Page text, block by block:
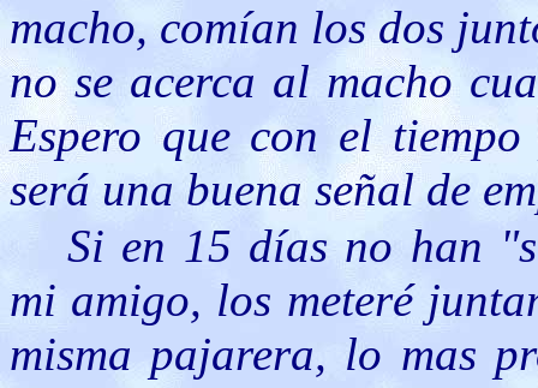
macho, comían los dos
no se acerca al macho
Espero que con el
será una buena señal de
Si en 15 días no han
mi amigo, los meteré
misma pajarera, lo mas